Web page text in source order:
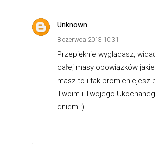
Unknown
8 czerwca 2013 10:31
Przepięknie wyglądasz,
całej masy obowiązków
masz to i tak promieniejesz
Twoim i Twojego
dniem :)